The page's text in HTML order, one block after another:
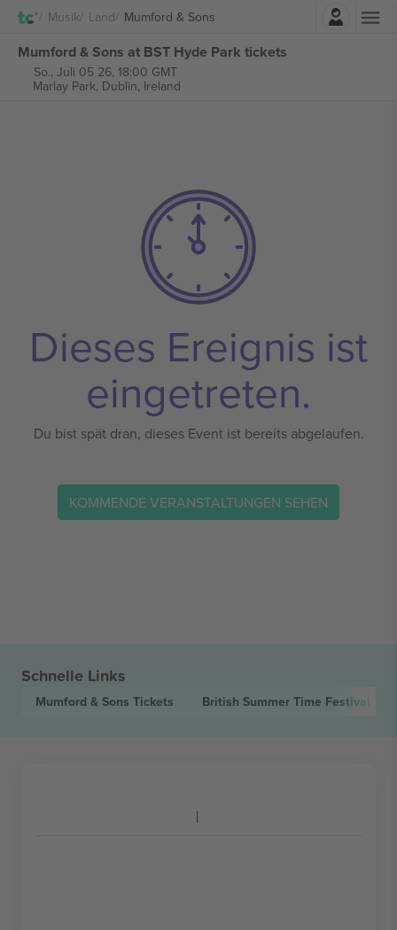
Musik Land Mumford & Sons
Mumford & Sons at BST Hyde Park tickets
So., Juli 05 26, 18:00 GMT
Marlay Park, Dublin, Ireland
Dieses Ereignis ist
eingetreten.
Du bist spät dran, dieses Event ist bereits abgelaufen.
KOMMENDE VERANSTALTUNGEN SEHEN
Schnelle Links
Mumford & Sons Tickets British Summer Time Festival